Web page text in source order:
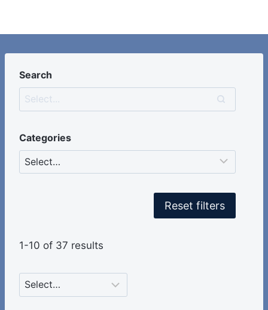
Search
Categories
Reset filters
1-10 of 37 results